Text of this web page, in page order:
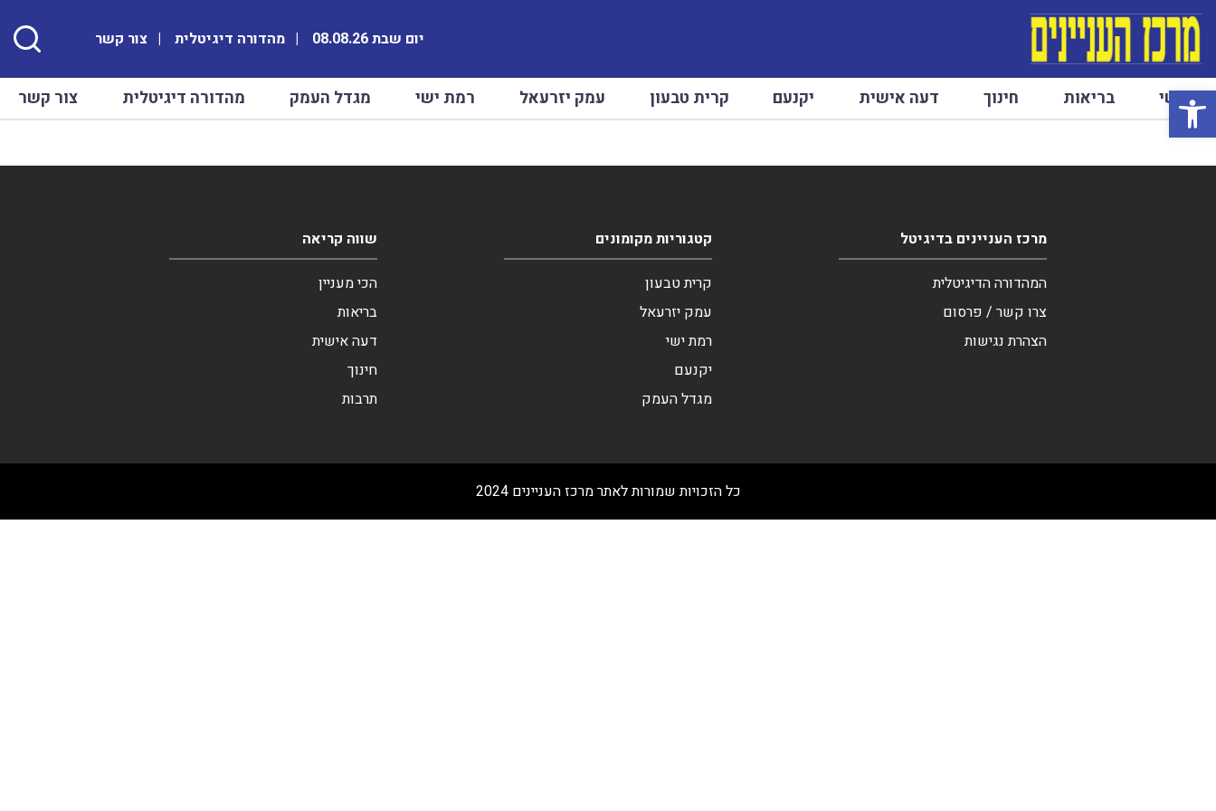
פתח סרגל נגישות
יום שבת 08.08.26 מהדורה דיגיטלית צור קשר
ראשי בריאות חינוך דעה אישית יקנעם קרית טבעון עמק יזרעאל רמת ישי מגדל העמק מהדורה דיגיטלית צור קשר
מרכז העניינים בדיגיטל
המהדורה הדיגיטלית
צרו קשר / פרסום
הצהרת נגישות
קטגוריות מקומונים
קרית טבעון
עמק יזרעאל
רמת ישי
יקנעם
מגדל העמק
שווה קריאה
הכי מעניין
בריאות
דעה אישית
חינוך
תרבות
כל הזכויות שמורות לאתר מרכז העניינים 2024